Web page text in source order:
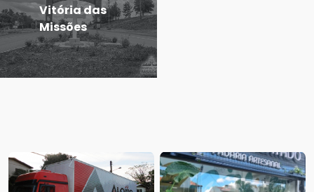
Vitória das
Missões